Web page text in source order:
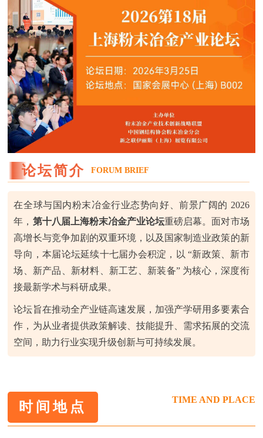
论坛简介 FORUM BRIEF
在全球与国内粉末冶金行业态势向好、前景广阔的 2026
年， 第十八届上海粉末冶金产业论坛重磅启幕。面对市场
高增长与竞争加剧的双重环境，以及国家制造业政策的新
导向，本届论坛延续十七届办会积淀，以 “新政策、新市
场、新产品、新材料、新工艺、新装备” 为核心，深度衔
接最新学术与科研成果。
论坛旨在推动全产业链高速发展，加强产学研用多要素合
作，为从业者提供政策解读、技能提升、需求拓展的交流
空间，助力行业实现升级创新与可持续发展。
时间地点 TIME AND PLACE